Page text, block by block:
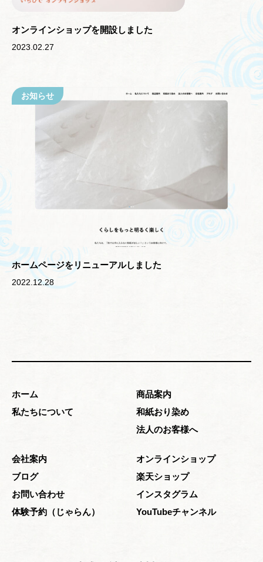
オンラインショップを開設しました
2023.02.27
お知らせ
ホームページをリニューアルしました
2022.12.28
ホーム
私たちについて
商品案内
和紙おり染め
法人のお客様へ
会社案内
ブログ
お問い合わせ
体験予約（じゃらん）
オンラインショップ
楽天ショップ
インスタグラム
YouTubeチャンネル